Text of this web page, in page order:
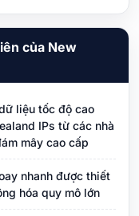
của New
liệu tốc độ cao
IPs từ các nhà
mây cao cấp
nhanh được thiết
hóa quy mô lớn